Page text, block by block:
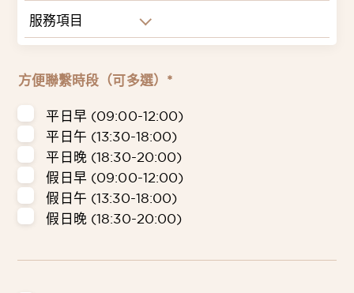
服務項目
方便聯繫時段（可多選）*
平日早 (09:00-12:00)
平日午 (13:30-18:00)
平日晚 (18:30-20:00)
假日早 (09:00-12:00)
假日午 (13:30-18:00)
假日晚 (18:30-20:00)